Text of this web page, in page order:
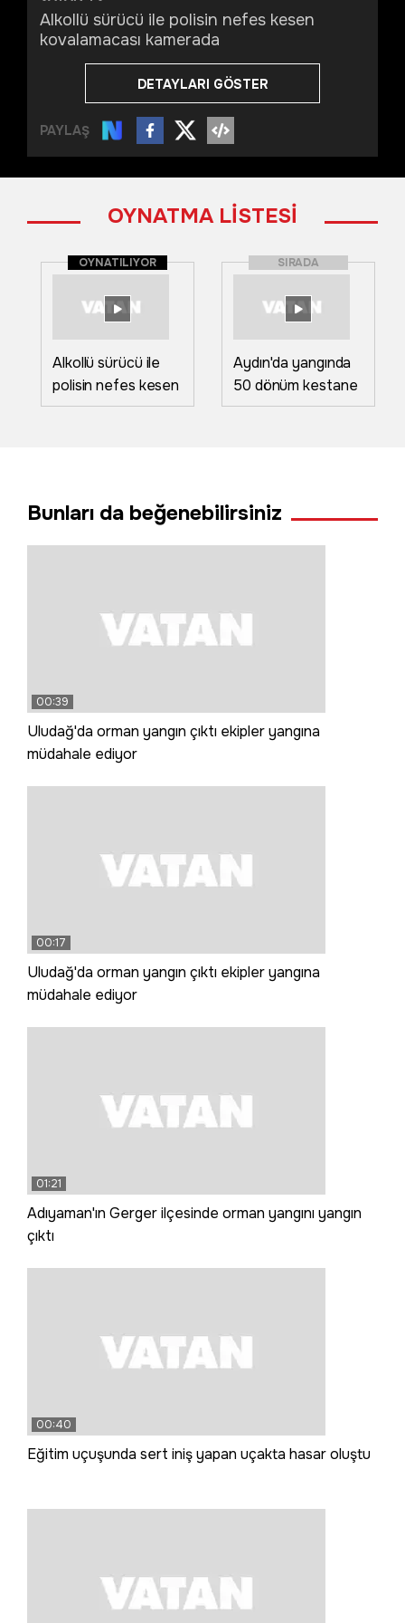
Alkollü sürücü ile polisin nefes kesen
kovalamacası kamerada
DETAYLARI GÖSTER
PAYLAŞ
OYNATMA LİSTESİ
OYNATILIYOR
Alkollü sürücü ile
polisin nefes kesen
kovalamacası
SIRADA
Aydın'da yangında
50 dönüm kestane
bahçesi zarar
Bunları da beğenebilirsiniz
00:39
Uludağ'da orman yangın çıktı ekipler yangına
müdahale ediyor
00:17
Uludağ'da orman yangın çıktı ekipler yangına
müdahale ediyor
01:21
Adıyaman'ın Gerger ilçesinde orman yangını yangın
çıktı
00:40
Eğitim uçuşunda sert iniş yapan uçakta hasar oluştu